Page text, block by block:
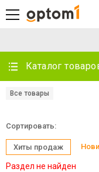
Каталог
Все товары
Сортировать:
Хиты продаж
Раздел не найден